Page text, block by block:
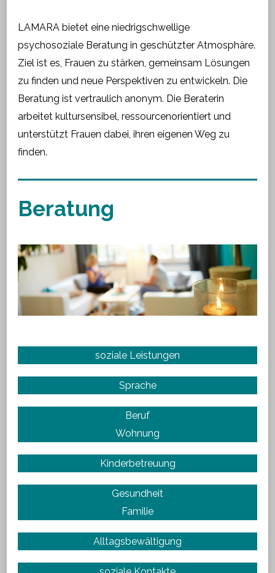
LAMARA bietet eine niedrigschwellige
psychosoziale Beratung in geschützter Atmosphäre.
Ziel ist es, Frauen zu stärken, gemeinsam Lösungen
zu finden und neue Perspektiven zu entwickeln. Die
Beratung ist vertraulich anonym. Die Beraterin
arbeitet kultursensibel, ressourcenorientiert und
unterstützt Frauen dabei, ihren eigenen Weg zu
finden.
Beratung
soziale Leistungen
Sprache
Beruf
Wohnung
Kinderbetreuung
Gesundheit
Familie
Alltagsbewältigung